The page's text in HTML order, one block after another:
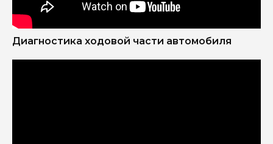
Диагностика ходовой части автомобиля
Нас выбирают, потому что